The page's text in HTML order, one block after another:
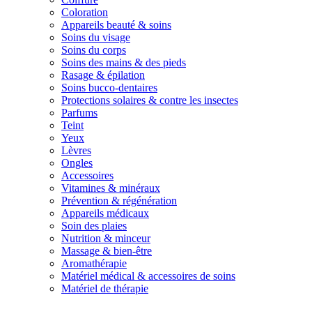
Coloration
Appareils beauté & soins
Soins du visage
Soins du corps
Soins des mains & des pieds
Rasage & épilation
Soins bucco-dentaires
Protections solaires & contre les insectes
Parfums
Teint
Yeux
Lèvres
Ongles
Accessoires
Vitamines & minéraux
Prévention & régénération
Appareils médicaux
Soin des plaies
Nutrition & minceur
Massage & bien-être
Aromathérapie
Matériel médical & accessoires de soins
Matériel de thérapie